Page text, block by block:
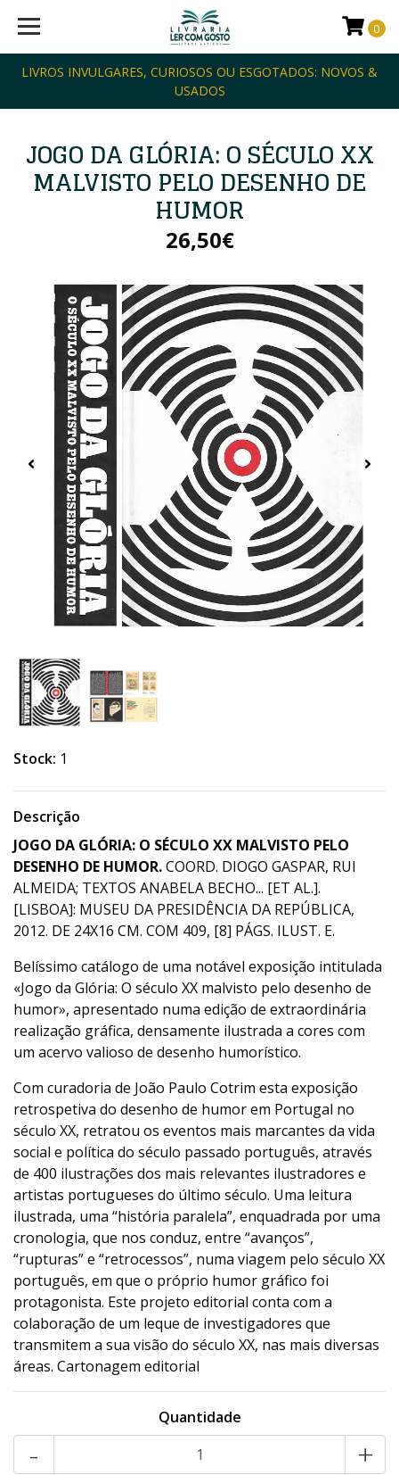
LIVROS INVULGARES, CURIOSOS OU ESGOTADOS: NOVOS &
USADOS
0
JOGO DA GLÓRIA: O SÉCULO XX
MALVISTO PELO DESENHO DE
HUMOR
26,50€
Stock: 1
Descrição
JOGO DA GLÓRIA: O SÉCULO XX MALVISTO PELO
DESENHO DE HUMOR.COORD. DIOGO GASPAR, RUI
ALMEIDA; TEXTOS ANABELA BECHO... [ET AL.].
[LISBOA]: MUSEU DA PRESIDÊNCIA DA REPÚBLICA,
2012. DE 24X16 CM. COM 409, [8] PÁGS. ILUST. E.
Belíssimo catálogo de uma notável exposição intitulada
«Jogo da Glória: O século XX malvisto pelo desenho de
humor», apresentado numa edição de extraordinária
realização gráfica, densamente ilustrada a cores com
um acervo valioso de desenho humorístico.
Com curadoria de João Paulo Cotrim esta exposição
retrospetiva do desenho de humor em Portugal no
século XX, retratou os eventos mais marcantes da vida
social e política do século passado português, através
de 400 ilustrações dos mais relevantes ilustradores e
artistas portugueses do último século. Uma leitura
ilustrada, uma “história paralela”, enquadrada por uma
cronologia, que nos conduz, entre “avanços”,
“rupturas” e “retrocessos”, numa viagem pelo século XX
português, em que o próprio humor gráfico foi
protagonista. Este projeto editorial conta com a
colaboração de um leque de investigadores que
transmitem a sua visão do século XX, nas mais diversas
áreas. Cartonagem editorial
Quantidade
+
-